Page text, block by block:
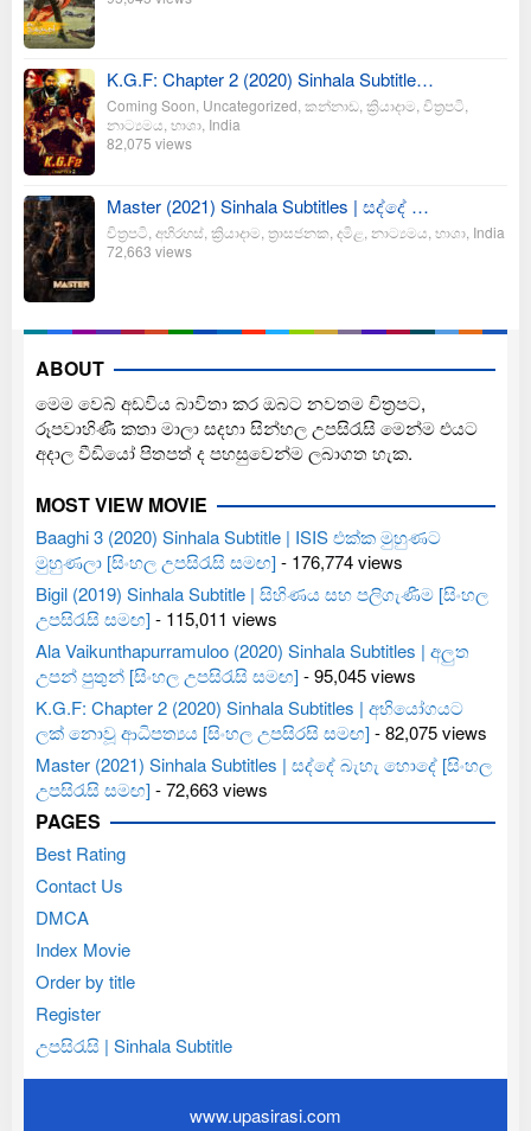
K.G.F: Chapter 2 (2020) Sinhala Subtitle…
Coming Soon Uncategorized කන්නාඩ ක්‍රියාදාම චිත්‍රපටි
නාට්‍යමය භාශා India
82,075 views
Master (2021) Sinhala Subtitles | සද්දේ …
චිත්‍රපටි අභිරහස් ක්‍රියාදාම ත්‍රාසජනක දමිළ නාට්‍යමය භාශා India
72,663 views
ABOUT
මෙම වෙබ් අඩවිය බාවිතා කර ඔබට නවතම චිත්‍රපට,
රූපවාහිණී කතා මාලා සදහා සින්හල උපසිරැසි මෙන්ම එයට
අදාල වීඩියෝ පිතපත් ද පහසුවෙන්ම ලබාගත හැක.
MOST VIEW MOVIE
Baaghi 3 (2020) Sinhala Subtitle | ISIS එක්ක මුහුණට
මුහුණලා [සිංහල උපසිරැසි සමඟ]- 176,774 views
Bigil (2019) Sinhala Subtitle | සිහිණය සහ පලිගැණීම [සිංහල
උපසිරැසි සමඟ]- 115,011 views
Ala Vaikunthapurramuloo (2020) Sinhala Subtitles | අලුත
උපන් පුතුන් [සිංහල උපසිරැසි සමඟ]- 95,045 views
K.G.F: Chapter 2 (2020) Sinhala Subtitles | අභියෝගයට
ලක් නොවූ ආධිපත්‍යය [සිංහල උපසිරසි සමඟ]- 82,075 views
Master (2021) Sinhala Subtitles | සද්දේ බැහැ හොදේ [සිංහල
උපසිරැසි සමඟ]- 72,663 views
PAGES
Best Rating
Contact Us
DMCA
Index Movie
Order by title
Register
උපසිරැසි | Sinhala Subtitle
www.upasirasi.com